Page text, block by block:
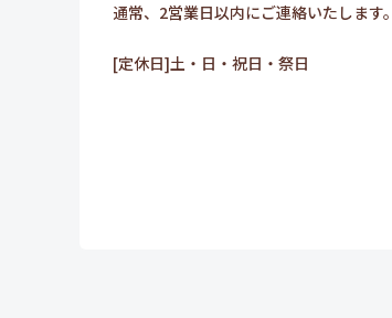
通常、2営業日以内にご連絡いたします。
[定休日]土・日・祝日・祭日